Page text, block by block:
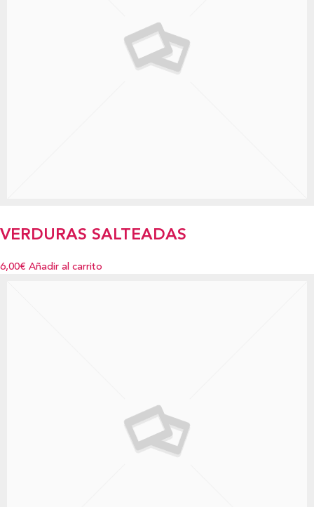
VERDURAS SALTEADAS
6,00€ Añadir al carrito